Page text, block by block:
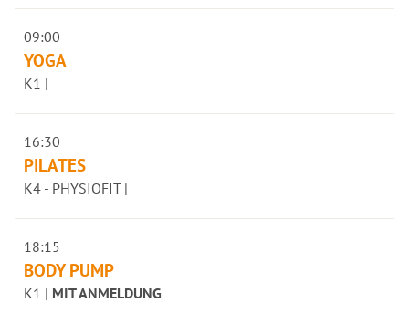
09:00
YOGA
K1 |
16:30
PILATES
K4 - PHYSIOFIT |
18:15
BODY PUMP
K1 | MIT ANMELDUNG